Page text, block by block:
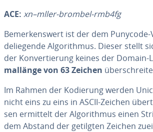
ACE: xn–mller-brombel-rmb4fg
Be­mer­kens­wert ist der dem
de­lie­gen­de Al­go­rith­mus. Dieser stellt
der Kon­ver­tie­rung keines der Domain-
mal­län­ge von 63 Zeichen
Im Rahmen der Kodierung werden
nicht eins zu eins in ASCII-Zeichen
sen ermittelt der Al­go­rith­mus einen
dem Abstand der getilgten Zeichen